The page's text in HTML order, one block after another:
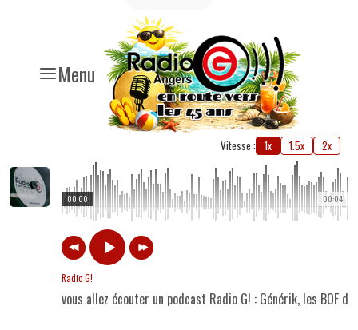
Menu
Vitesse : 1x 1.5x 2x
00:04
00:00
Radio G!
vous allez écouter un podcast Radio G! : Générik, les BOF